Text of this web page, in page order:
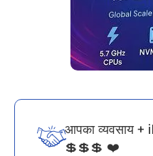
आपका व्यवसाय
💲💲💲 ❤️